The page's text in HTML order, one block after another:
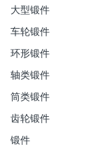
大型锻件
车轮锻件
环形锻件
轴类锻件
筒类锻件
齿轮锻件
锻件